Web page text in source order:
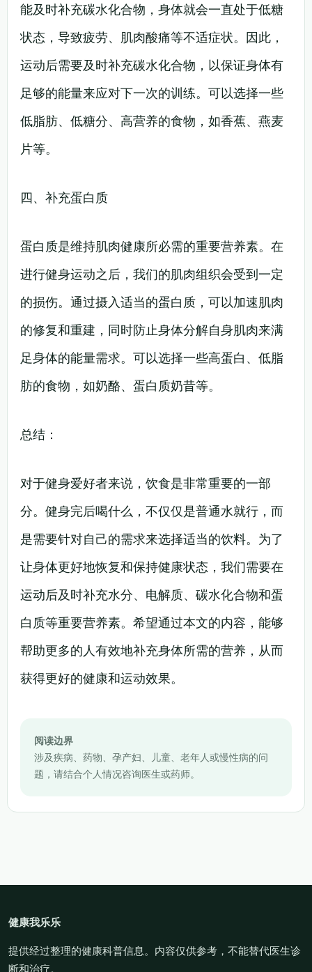
能及时补充碳水化合物，身体就会一直处于低糖
状态，导致疲劳、肌肉酸痛等不适症状。因此，
运动后需要及时补充碳水化合物，以保证身体有
足够的能量来应对下一次的训练。可以选择一些
低脂肪、低糖分、高营养的食物，如香蕉、燕麦
片等。
四、补充蛋白质
蛋白质是维持肌肉健康所必需的重要营养素。在
进行健身运动之后，我们的肌肉组织会受到一定
的损伤。通过摄入适当的蛋白质，可以加速肌肉
的修复和重建，同时防止身体分解自身肌肉来满
足身体的能量需求。可以选择一些高蛋白、低脂
肪的食物，如奶酪、蛋白质奶昔等。
总结：
对于健身爱好者来说，饮食是非常重要的一部
分。健身完后喝什么，不仅仅是普通水就行，而
是需要针对自己的需求来选择适当的饮料。为了
让身体更好地恢复和保持健康状态，我们需要在
运动后及时补充水分、电解质、碳水化合物和蛋
白质等重要营养素。希望通过本文的内容，能够
帮助更多的人有效地补充身体所需的营养，从而
获得更好的健康和运动效果。
阅读边界
涉及疾病、药物、孕产妇、儿童、老年人或慢性病的问
题，请结合个人情况咨询医生或药师。
健康我乐乐
提供经过整理的健康科普信息。内容仅供参考，不能替代医生诊
断和治疗。